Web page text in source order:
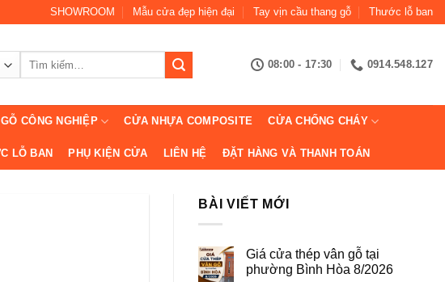
SHOWROOM Mẫu cửa đẹp hiện đại Tay vịn cầu thang gỗ Thước lỗ ban
08:00 - 17:30 0914.548.127
CÔNG NGHIỆP CỬA NHỰA COMPOSITE CỬA CHỐNG CHÁY
LỖ BAN PHỤ KIỆN CỬA LIÊN HỆ ĐẶT HÀNG VÀ THANH TOÁN
BÀI VIẾT MỚI
Giá cửa thép vân gỗ tại
phường Bình Hòa 8/2026